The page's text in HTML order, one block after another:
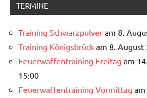
TERMINE
Training Schwarzpulver am 8.
Training Königsbrück am 8. August
Feuerwaffentraining Freitag am
15:00
Feuerwaffentraining Vormittag